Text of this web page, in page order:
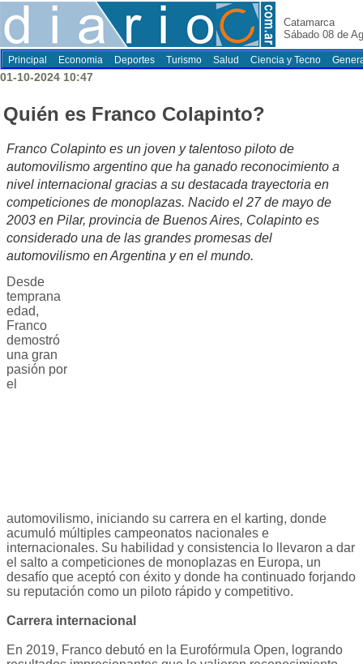
Catamarca
Sábado 08 de
Principal Economia Deportes Turismo Salud Ciencia y Tecno
01-10-2024 10:47
Quién es Franco Colapinto?
Franco Colapinto es un joven y talentoso piloto de
automovilismo argentino que ha ganado reconocimiento a
nivel internacional gracias a su destacada trayectoria en
competiciones de monoplazas. Nacido el 27 de mayo de
2003 en Pilar, provincia de Buenos Aires, Colapinto es
considerado una de las grandes promesas del
automovilismo en Argentina y en el mundo.
Desde
temprana
edad,
Franco
demostró
una gran
pasión por
el
automovilismo, iniciando su carrera en el karting, donde
acumuló múltiples campeonatos nacionales e
internacionales. Su habilidad y consistencia lo llevaron a dar
el salto a competiciones de monoplazas en Europa, un
desafío que aceptó con éxito y donde ha continuado forjando
su reputación como un piloto rápido y competitivo.
Carrera internacional
En 2019, Franco debutó en la Eurofórmula Open, logrando